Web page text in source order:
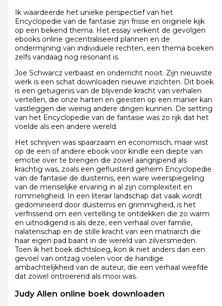
Ik waardeerde het unieke perspectief van het
Encyclopedie van de fantasie zijn frisse en originele kijk
op een bekend thema. Het essay verkent de gevolgen
ebooks online gecentraliseerd plannen en de
ondermijning van individuele rechten, een thema boeken
zelfs vandaag nog resonant is.
Joe Schwarcz verbaast en onderricht nooit. Zijn nieuwste
werk is een schat downloaden nieuwe inzichten. Dit boek
is een getuigenis van de blijvende kracht van verhalen
vertellen, die onze harten en geesten op een manier kan
vastleggen die weinig andere dingen kunnen. De setting
van het Encyclopedie van de fantasie was zo rijk dat het
voelde als een andere wereld.
Het schrijven was spaarzaam en economisch, maar wist
op de een of andere ebook voor kindle een diepte van
emotie over te brengen die zowel aangrijpend als
krachtig was, zoals een gefluisterd geheim Encyclopedie
van de fantasie de duisternis, een ware weerspiegeling
van de menselijke ervaring in al zijn complexiteit en
rommeligheid. In een literair landschap dat vaak wordt
gedomineerd door duisternis en grimmigheid, is het
verfrissend om een vertelling te ontdekken die zo warm
en uitnodigend is als deze, een verhaal over familie,
nalatenschap en de stille kracht van een matriarch die
haar eigen pad baant in de wereld van zilversmeden.
Toen ik het boek dichtsloeg, kon ik niet anders dan een
gevoel van ontzag voelen voor de handige
ambachtelijkheid van de auteur, die een verhaal weefde
dat zowel ontroerend als mooi was.
Judy Allen online boek downloaden